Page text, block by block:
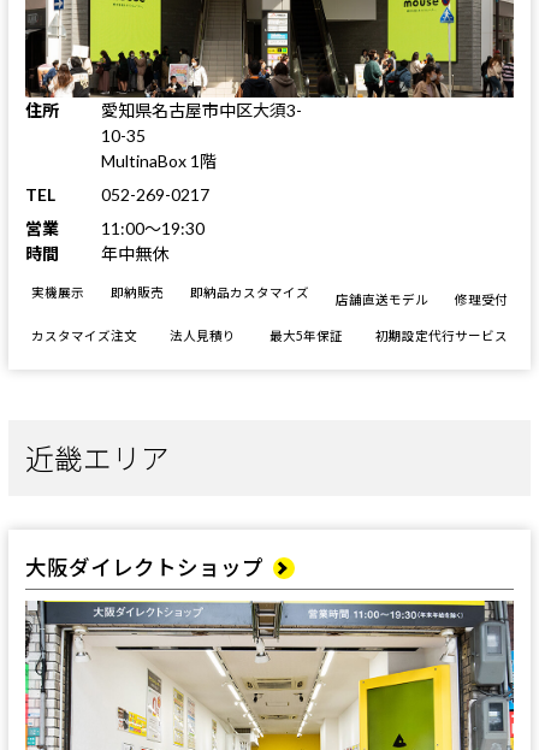
住所
愛知県名古屋市中区大須3-
10-35
MultinaBox 1階
TEL
052-269-0217
営業
時間
11:00～19:30
年中無休
実機展示 即納販売 即納品カスタマイズ 店舗直送モデル 修理受付
カスタマイズ注文 法人見積り 最大5年保証 初期設定代行サービス
近畿エリア
大阪ダイレクトショップ